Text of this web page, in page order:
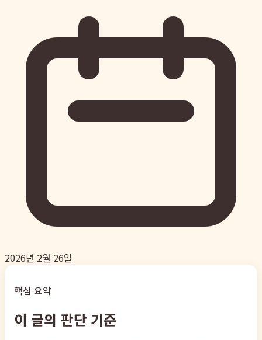
2026년 2월 26일
핵심 요약
이 글의 판단 기준